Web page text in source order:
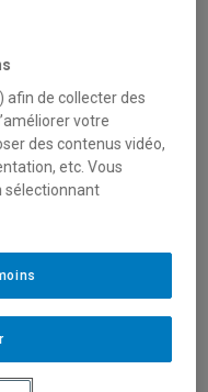
acquérir et les
d’un cours et de sa
).
les caractéristiques
afin de collecter des
votre
des contenus vidéo,
etc. Vous
sélectionnant